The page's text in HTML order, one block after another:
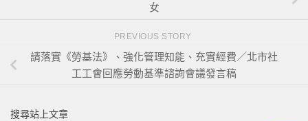
女
PREVIOUS STORY
請落實《勞基法》、強化管理知能、充實經費／北市社
工工會回應勞動基準諮詢會議發言稿
搜尋站上文章